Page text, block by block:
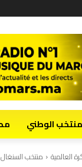
الوطني
العالمية منتخب السنغال